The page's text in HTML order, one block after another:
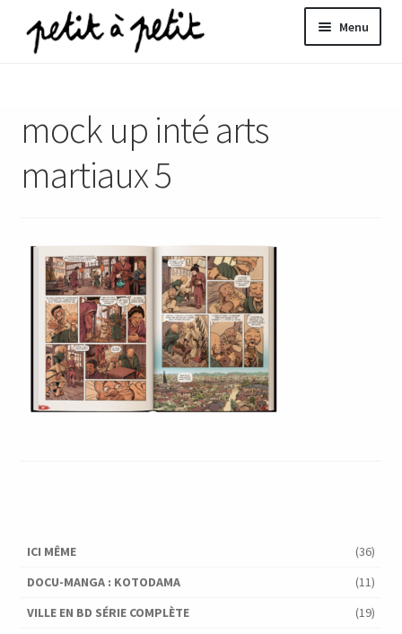
Aller
à
Aller
au
Menu
mock up inté arts
martiaux 5
ICI MÊME
(36)
DOCU-MANGA : KOTODAMA
(11)
VILLE EN BD SÉRIE COMPLÈTE
(19)